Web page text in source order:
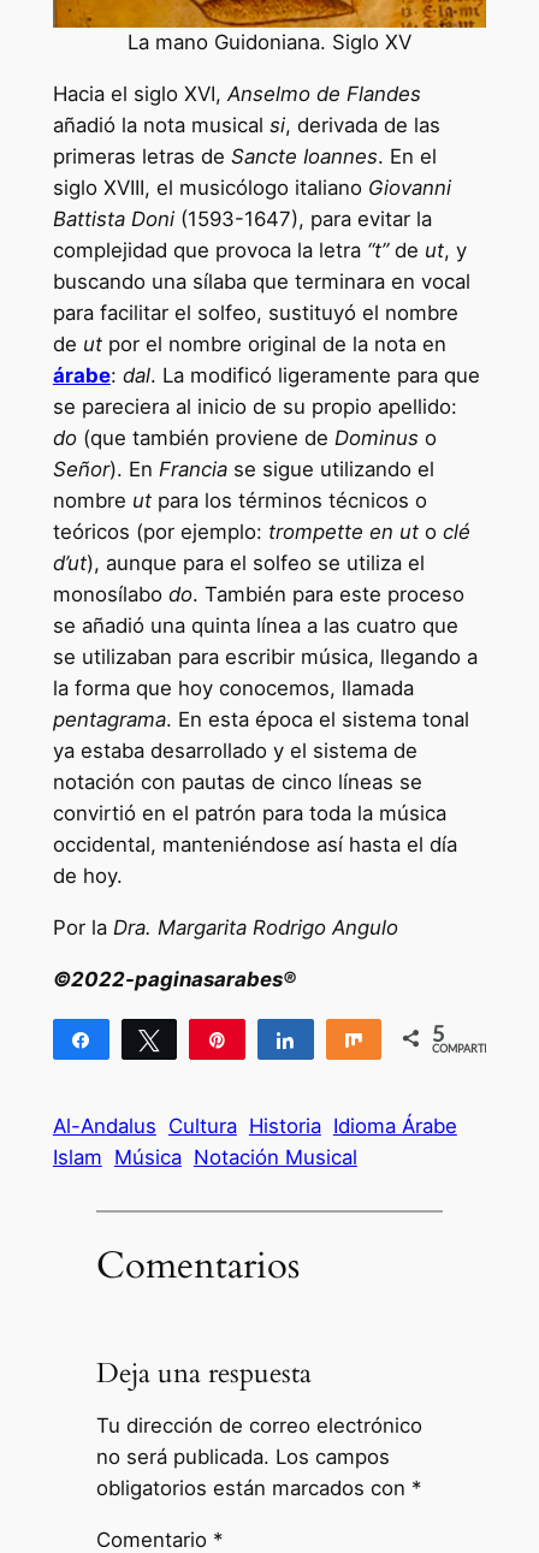
La mano Guidoniana. Siglo XV
Hacia el siglo XVI,Anselmo de Flandes
añadió la nota musical si, derivada de las
primeras letras de Sancte Ioannes. En el
siglo XVIII, el musicólogo italiano Giovanni
Battista Doni(1593-1647), para evitar la
complejidad que provoca la letra “t”de ut, y
buscando una sílaba que terminara en vocal
para facilitar el solfeo, sustituyó el nombre
de utpor el nombre original de la nota en
árabe: dal. La modificó ligeramente para que
se pareciera al inicio de su propio apellido:
do(que también proviene de Dominus o
Señor). En Franciase sigue utilizando el
nombre utpara los términos técnicos o
teóricos (por ejemplo: trompette en uto clé
d’ut), aunque para el solfeo se utiliza el
monosílabo do. También para este proceso
se añadió una quinta línea a las cuatro que
se utilizaban para escribir música, llegando a
la forma que hoy conocemos, llamada
pentagrama. En esta época el sistema tonal
ya estaba desarrollado y el sistema de
notación con pautas de cinco líneas se
convirtió en el patrón para toda la música
occidental, manteniéndose así hasta el día
de hoy.
Por la Dra. Margarita Rodrigo Angulo
©2022-paginasarabes®
Compartir Twittear Compartir Compartir
5
COMPARTIR
Al-Andalus Cultura Historia Idioma Árabe
Islam Música Notación Musical
Comentarios
Deja una respuesta
Tu dirección de correo electrónico
no será publicada. Los campos
obligatorios están marcados con *
Comentario *